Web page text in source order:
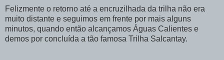
Felizmente o retorno até a encruzilhada da trilha não era
muito distante e seguimos em frente por mais alguns
minutos, quando então alcançamos Águas Calientes e
demos por concluída a tão famosa Trilha Salcantay.